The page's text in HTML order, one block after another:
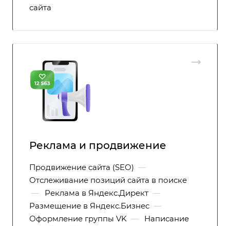
сайта
Реклама и продвижение
Продвижение сайта (SEO) —
Отслеживание позиций сайта в поиске
—
Реклама в Яндекс.Директ —
Размещение в Яндекс.Бизнес —
Оформление группы VK —
Написание